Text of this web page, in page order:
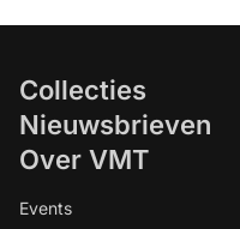
Collecties
Nieuwsbrieven
Over VMT
Events